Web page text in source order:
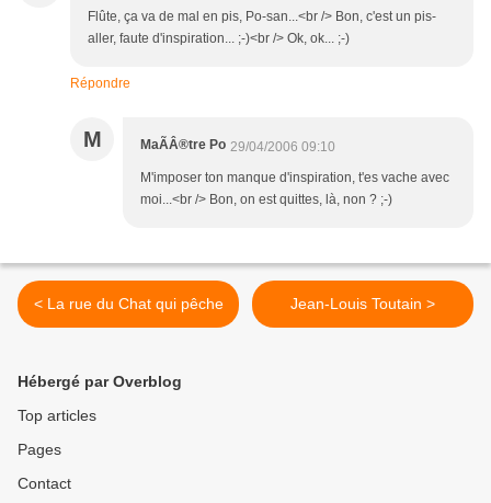
Flûte, ça va de mal en pis, Po-san...<br /> Bon, c'est un pis-
aller, faute d'inspiration... ;-)<br /> Ok, ok... ;-)
Répondre
M MaÃÂ®tre Po 29/04/2006 09:10
M'imposer ton manque d'inspiration, t'es vache avec
moi...<br /> Bon, on est quittes, là, non ? ;-)
< La rue du Chat qui pêche Jean-Louis Toutain >
Hébergé par Overblog
Top articles
Pages
Contact